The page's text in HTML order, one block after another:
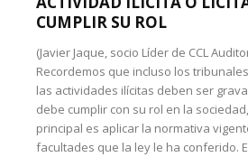
CUMPLIR SU ROL
(Javier Jaque, socio Líder de CCL
Recordemos que incluso los
las actividades ilícitas deben ser
debe cumplir con su rol en la
principal es aplicar la normativa
facultades que la ley le ha conferido.